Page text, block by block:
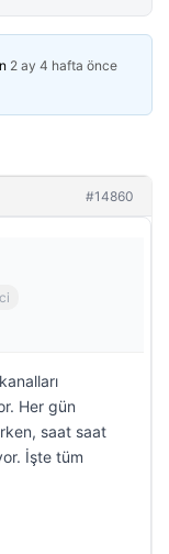
2 ay 4 hafta önce
#14860
Her gün
saat saat
İşte tüm